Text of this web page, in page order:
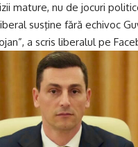
mature, nu de jocuri
susţine fără echivoc
a scris liberalul pe